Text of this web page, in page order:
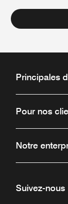
Principales
Pour nos
Notre
Suivez-nous